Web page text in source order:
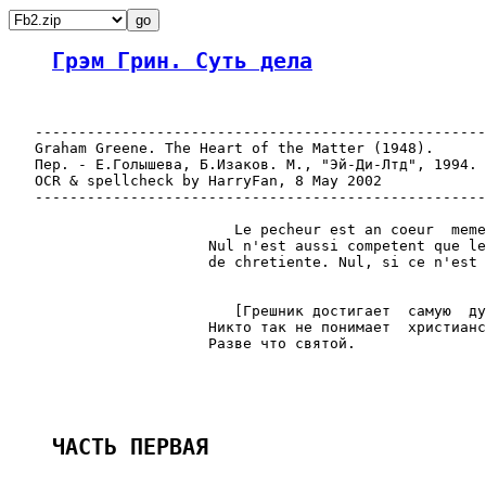
Грэм Грин. Суть дела
   Graham Greene. The Heart of the Matter (1948).
   Пер. - Е.Голышева, Б.Изаков. М., "Эй-Ди-Лтд", 1994.
   OCR & spellcheck by HarryFan, 8 May 2002
Le pecheur est an coeur
Nul n'est aussi competent que
de chretiente. Nul, si ce n'est
[Грешник достигает  самую
Никто так не понимает
                       Разве что святой.
ЧАСТЬ ПЕРВАЯ